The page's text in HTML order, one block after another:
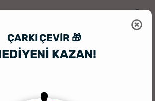
ÇARKI ÇEVIR 🎁
KAZAN!